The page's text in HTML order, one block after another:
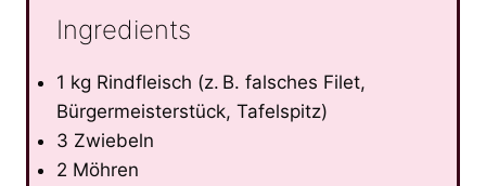
Ingredients
1 kg Rindfleisch (z. B. falsches Filet,
Bürgermeisterstück, Tafelspitz)
3 Zwiebeln
2 Möhren